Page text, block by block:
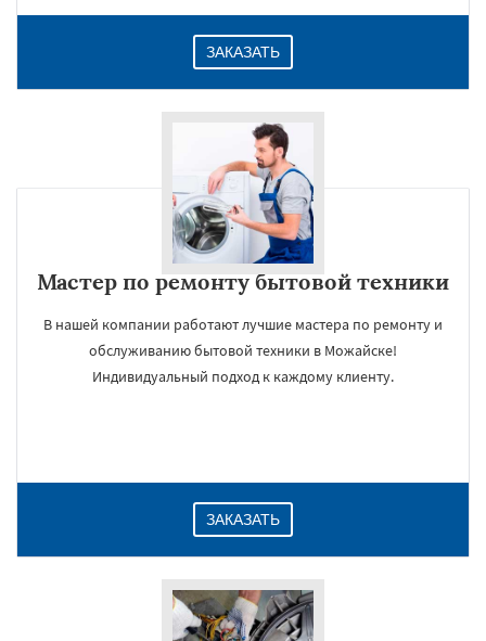
ЗАКАЗАТЬ
Мастер по ремонту бытовой техники
В нашей компании работают лучшие мастера по ремонту и
обслуживанию бытовой техники в Можайске!
Индивидуальный подход к каждому клиенту.
ЗАКАЗАТЬ